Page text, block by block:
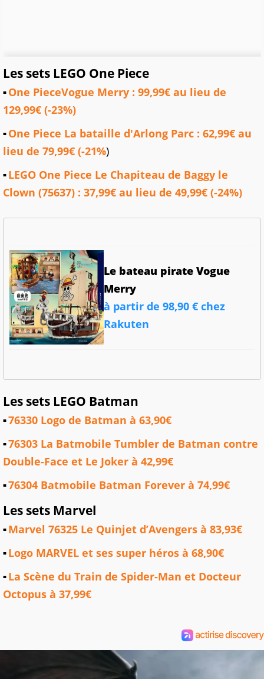
Les sets LEGO One Piece
One PieceVogue Merry : 99,99€ au lieu de
129,99€ (-23%)
One Piece La bataille d'Arlong Parc : 62,99€ au
lieu de 79,99€ (-21%)
LEGO One Piece Le Chapiteau de Baggy le
Clown (75637) : 37,99€ au lieu de 49,99€ (-24%)
Le bateau pirate Vogue
Merry
à partir de 98,90 € chez
Rakuten
Les sets LEGO Batman
76330 Logo de Batman à 63,90€
76303 La Batmobile Tumbler de Batman contre
Double-Face et Le Joker à 42,99€
76304 Batmobile Batman Forever à 74,99€
Les sets Marvel
Marvel 76325 Le Quinjet d’Avengers à 83,93€
Logo MARVEL et ses super héros à 68,90€
La Scène du Train de Spider-Man et Docteur
Octopus à 37,99€